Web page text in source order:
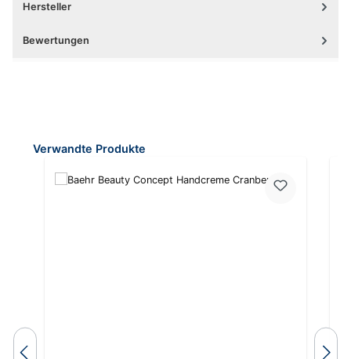
Hersteller
Bewertungen
Produktgalerie überspringen
Verwandte Produkte